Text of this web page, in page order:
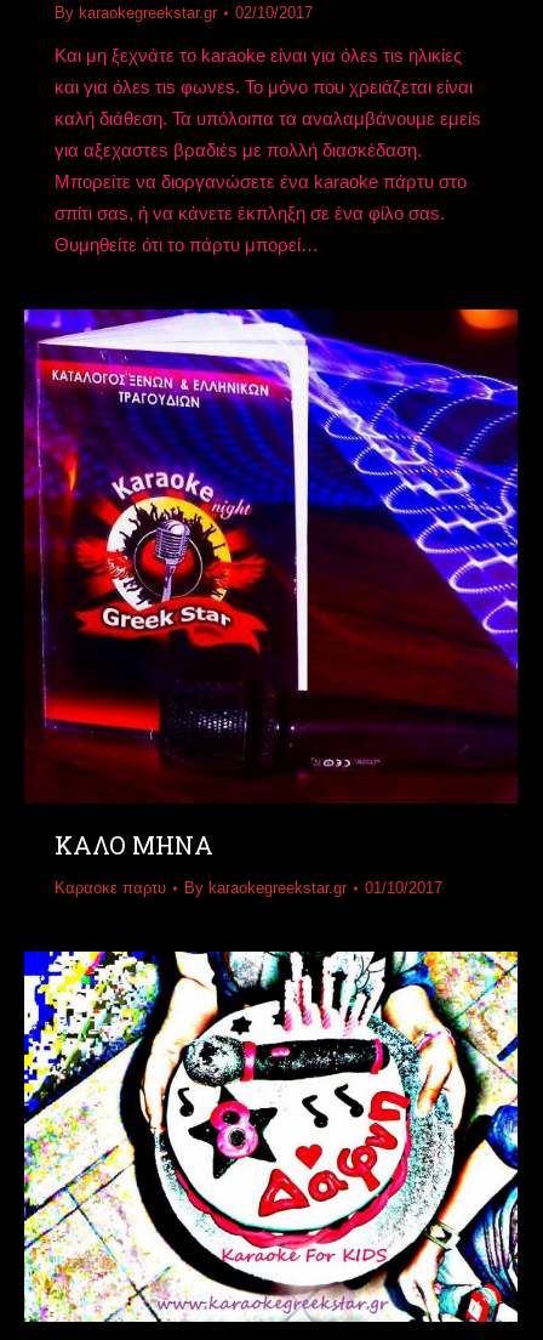
By karaokegreekstar.gr 02/10/2017
Και μη ξεχνάτε το karaoke είναι για όλεs τιs ηλικίες
και για όλεs τιs φωνεs. Το μόνο που χρειάζεται είναι
καλή διάθεση. Τα υπόλοιπα τα αναλαμβάνουμε εμείs
για αξεχαστεs βραδιέs με πολλή διασκέδαση.
Μπορείτε να διοργανώσετε ένα karaoke πάρτυ στο
σπίτι σαs, ή να κάνετε έκπληξη σε ένα φίλο σαs.
Θυμηθείτε ότι το πάρτυ μπορεί…
ΚΑΛΟ ΜΗΝΑ
Καραοκε παρτυ By karaokegreekstar.gr 01/10/2017